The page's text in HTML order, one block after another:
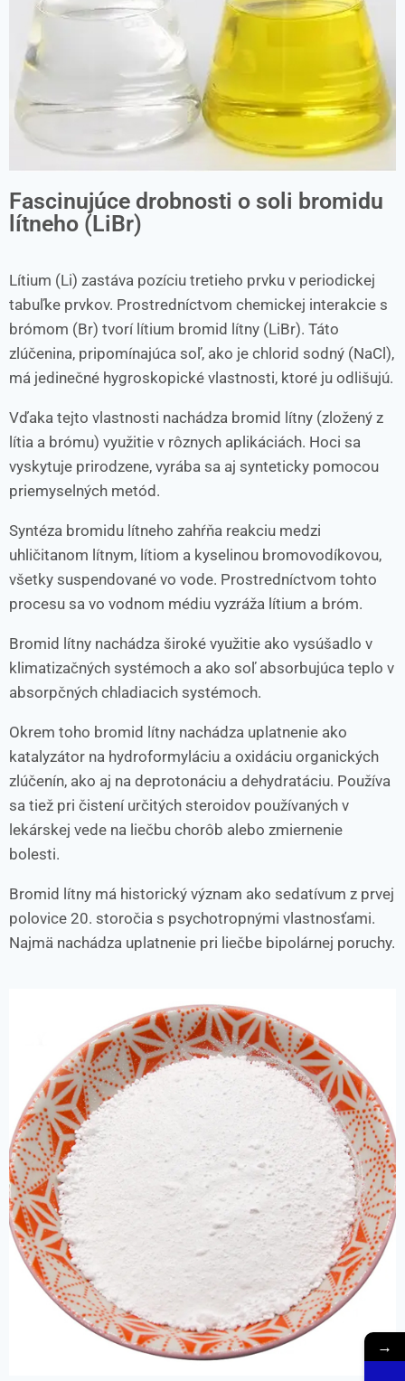
Fascinujúce drobnosti o soli bromidu
lítneho (LiBr)
Lítium (Li) zastáva pozíciu tretieho prvku v periodickej
tabuľke prvkov. Prostredníctvom chemickej interakcie s
brómom (Br) tvorí lítium bromid lítny (LiBr). Táto
zlúčenina, pripomínajúca soľ, ako je chlorid sodný (NaCl),
má jedinečné hygroskopické vlastnosti, ktoré ju odlišujú.
Vďaka tejto vlastnosti nachádza bromid lítny (zložený z
lítia a brómu) využitie v rôznych aplikáciách. Hoci sa
vyskytuje prirodzene, vyrába sa aj synteticky pomocou
priemyselných metód.
Syntéza bromidu lítneho zahŕňa reakciu medzi
uhličitanom lítnym, lítiom a kyselinou bromovodíkovou,
všetky suspendované vo vode. Prostredníctvom tohto
procesu sa vo vodnom médiu vyzráža lítium a bróm.
Bromid lítny nachádza široké využitie ako vysúšadlo v
klimatizačných systémoch a ako soľ absorbujúca teplo v
absorpčných chladiacich systémoch.
Okrem toho bromid lítny nachádza uplatnenie ako
katalyzátor na hydroformyláciu a oxidáciu organických
zlúčenín, ako aj na deprotonáciu a dehydratáciu. Používa
sa tiež pri čistení určitých steroidov používaných v
lekárskej vede na liečbu chorôb alebo zmiernenie
bolesti.
Bromid lítny má historický význam ako sedatívum z prvej
polovice 20. storočia s psychotropnými vlastnosťami.
Najmä nachádza uplatnenie pri liečbe bipolárnej poruchy.
→